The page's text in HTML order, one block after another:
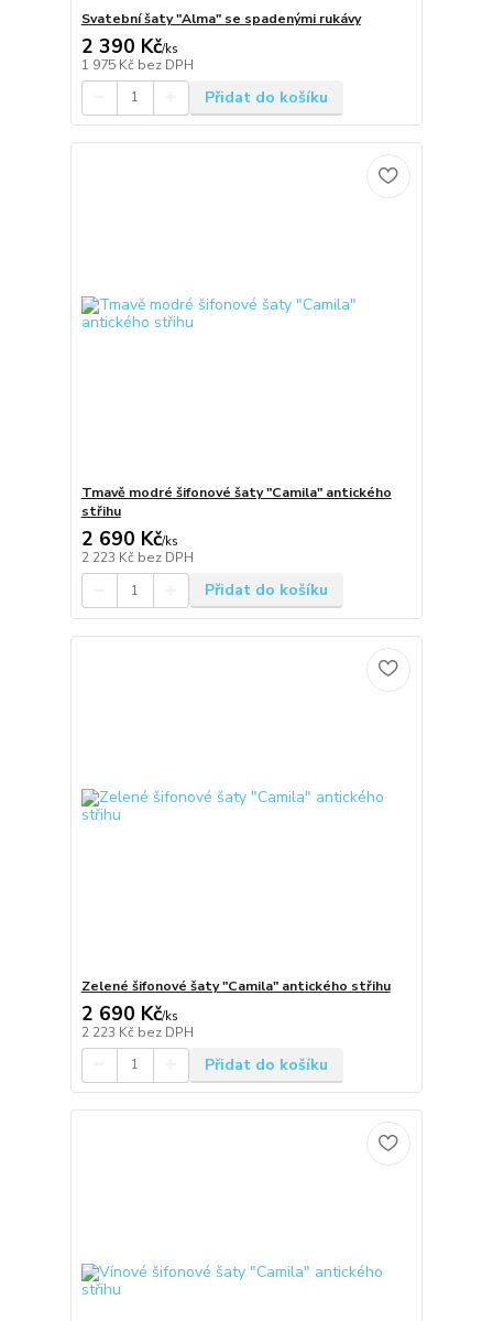
Svatební šaty "Alma" se spadenými rukávy
2 390 Kč/ks
1 975 Kč bez DPH
Přidat do košíku
Tmavě modré šifonové šaty "Camila" antického
střihu
2 690 Kč/ks
2 223 Kč bez DPH
Přidat do košíku
Zelené šifonové šaty "Camila" antického střihu
2 690 Kč/ks
2 223 Kč bez DPH
Přidat do košíku